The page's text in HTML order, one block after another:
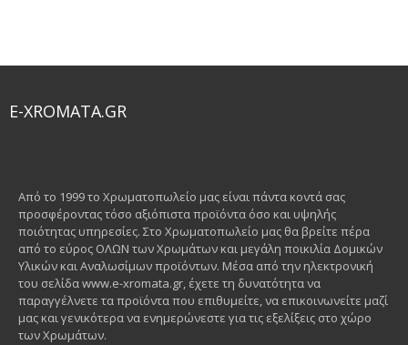
E-XROMATA.GR
Από το 1999 το Χρωματοπωλείο μας είναι πάντα κοντά σας
προσφέροντας τόσο αξιόπιστα προϊόντα όσο και υψηλής
ποιότητας υπηρεσίες. Στο Χρωματοπωλείο μας θα βρείτε πέρα
από το εύρος ΟΛΩΝ των Χρωμάτων και μεγάλη ποικιλία Δομικών
Υλικών και Αναλωσίμων προϊόντων. Μέσα από την ηλεκτρονική
του σελίδα www.e-xromata.gr, έχετε τη δυνατότητα να
παραγγέλνετε τα προϊόντα που επιθυμείτε, να επικοινωνείτε μαζί
μας και γενικότερα να ενημερώνεστε για τις εξελίξεις στο χώρο
των Χρωμάτων.